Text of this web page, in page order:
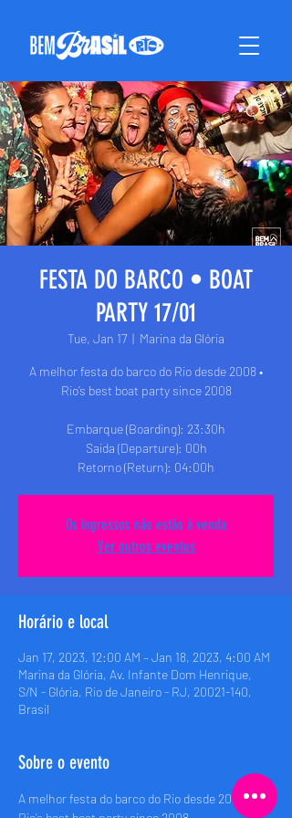
FESTA DO BARCO • BOAT
PARTY 17/01
Tue, Jan 17
  |
Marina da Glória
A melhor festa do barco do Rio desde 2008 •
Rio’s best boat party since 2008
Embarque (Boarding): 23:30h
Saida (Departure): 00h
Retorno (Return): 04:00h
Os ingressos não estão à venda
Ver outros eventos
Horário e local
Jan 17, 2023, 12:00 AM – Jan 18, 2023, 4:00 AM
Marina da Glória, Av. Infante Dom Henrique,
S/N - Glória, Rio de Janeiro - RJ, 20021-140,
Brasil
Sobre o evento
A melhor festa do barco do Rio desde 2008 •